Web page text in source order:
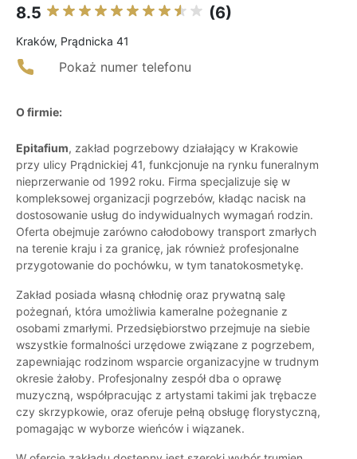
8.5 (6)
Kraków, Prądnicka 41
Pokaż numer telefonu
O firmie:
Epitafium, zakład pogrzebowy działający w Krakowie
przy ulicy Prądnickiej 41, funkcjonuje na rynku funeralnym
nieprzerwanie od 1992 roku. Firma specjalizuje się w
kompleksowej organizacji pogrzebów, kładąc nacisk na
dostosowanie usług do indywidualnych wymagań rodzin.
Oferta obejmuje zarówno całodobowy transport zmarłych
na terenie kraju i za granicę, jak również profesjonalne
przygotowanie do pochówku, w tym tanatokosmetykę.
Zakład posiada własną chłodnię oraz prywatną salę
pożegnań, która umożliwia kameralne pożegnanie z
osobami zmarłymi. Przedsiębiorstwo przejmuje na siebie
wszystkie formalności urzędowe związane z pogrzebem,
zapewniając rodzinom wsparcie organizacyjne w trudnym
okresie żałoby. Profesjonalny zespół dba o oprawę
muzyczną, współpracując z artystami takimi jak trębacze
czy skrzypkowie, oraz oferuje pełną obsługę florystyczną,
pomagając w wyborze wieńców i wiązanek.